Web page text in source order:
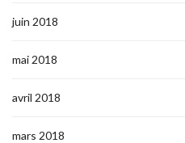
juin 2018
mai 2018
avril 2018
mars 2018